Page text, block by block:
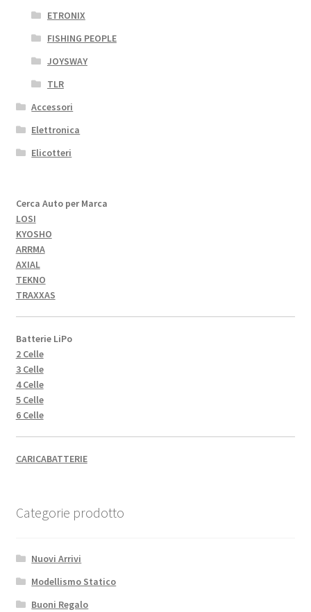
ETRONIX
FISHING PEOPLE
JOYSWAY
TLR
Accessori
Elettronica
Elicotteri
Cerca Auto per Marca
LOSI
KYOSHO
ARRMA
AXIAL
TEKNO
TRAXXAS
Batterie LiPo
2 Celle
3 Celle
4 Celle
5 Celle
6 Celle
CARICABATTERIE
Categorie prodotto
Nuovi Arrivi
Modellismo Statico
Buoni Regalo